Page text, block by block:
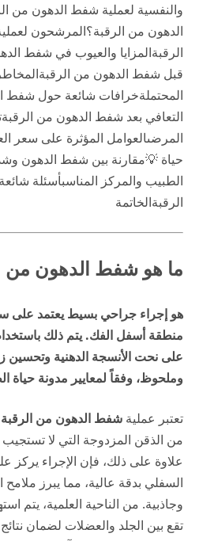
والنفسية لعملية شفط الدهون من
الدهون من الرقبة؟المرشحون
الرقبةالمزايا والعيوب في شفط
قبل شفط الدهون من الرقبة
المحتملةخرافات شائعة حول شفط
التعافي بعد شفط الدهون من الرقبة
المرضىالعوامل المؤثرة على سعر
حياة 💡مقارنة بين شفط الدهون
الطبيب والمركز المناسبأسئلة
الرقبةالخاتمة
ما هو شفط الدهون من
هو إجراء جراحي بسيط يعتمد على
منطقة أسفل الفك. يتم ذلك
على نحت الأنسجة الدهنية وتحسين
وملحوظ، وفقاً لمعايير مدونة حياة
تعتبر عملية شفط الدهون من الرقبة
من الذقن المزدوجة التي لا تستجيب
علاوة على ذلك، فإن الإجراء
السفلي بدقة عالية، مما يبرز
وجاذبية. من الناحية العلمية، يتم
تقع بين الجلد والعضلات لضمان